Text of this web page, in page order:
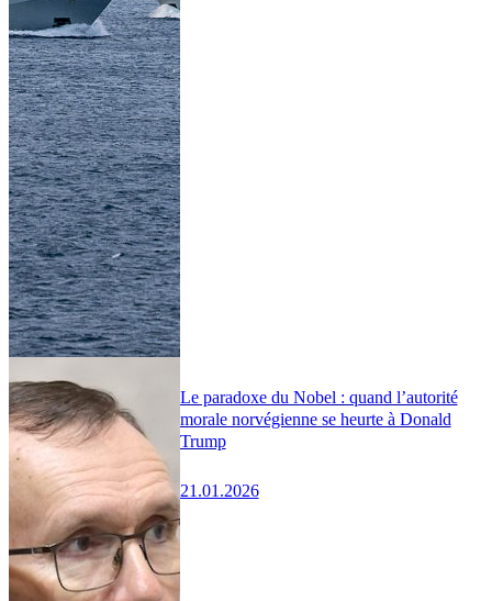
Le paradoxe du Nobel : quand l’autorité
morale norvégienne se heurte à Donald
Trump
21.01.2026